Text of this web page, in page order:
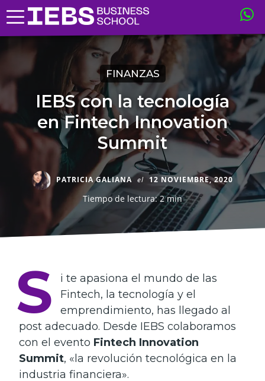
FINANZAS
IEBS con la tecnología
en Fintech Innovation
Summit
PATRICIA GALIANA el 12 NOVIEMBRE, 2020
Tiempo de lectura: 2 min
S
i te apasiona el mundo de las
Fintech, la tecnología y el
emprendimiento, has llegado al
post adecuado. Desde IEBS colaboramos
con el evento Fintech Innovation
Summit, «la revolución tecnológica en la
industria financiera».